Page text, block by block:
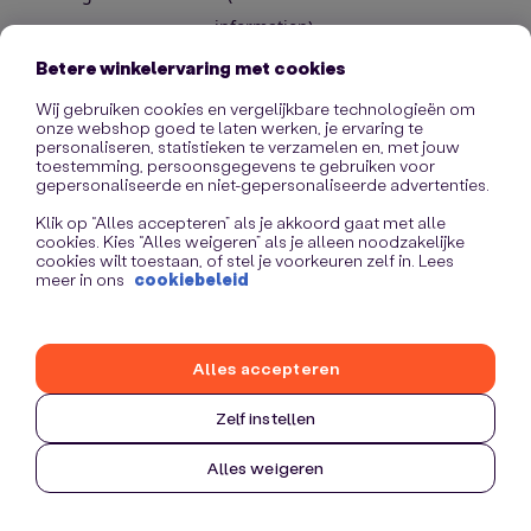
information).
Betere winkelervaring met cookies
Wij gebruiken cookies en vergelijkbare technologieën om
onze webshop goed te laten werken, je ervaring te
personaliseren, statistieken te verzamelen en, met jouw
toestemming, persoonsgegevens te gebruiken voor
gepersonaliseerde en niet-gepersonaliseerde advertenties.
Klik op “Alles accepteren” als je akkoord gaat met alle
cookies. Kies “Alles weigeren” als je alleen noodzakelijke
cookies wilt toestaan, of stel je voorkeuren zelf in. Lees
meer in ons cookiebeleid
Zelf instellen
Alles weigeren
Alles accepteren